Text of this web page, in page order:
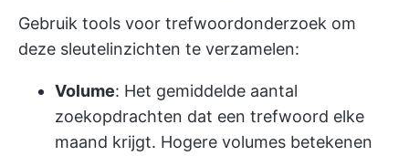
Gebruik tools voor trefwoordonderzoek om
deze sleutelinzichten te verzamelen:
Volume: Het gemiddelde aantal
zoekopdrachten dat een trefwoord elke
maand krijgt. Hogere volumes betekenen